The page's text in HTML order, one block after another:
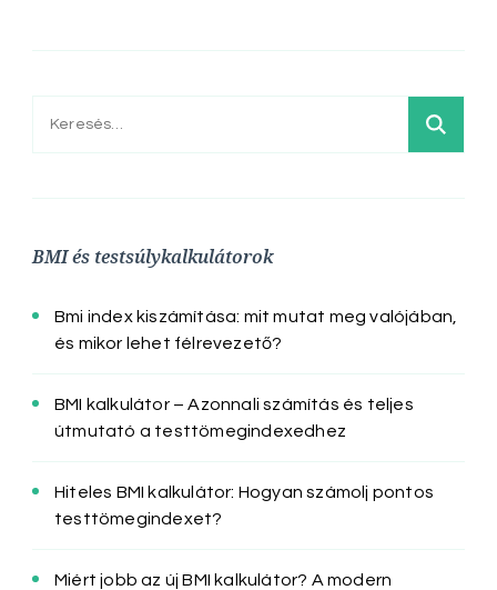
Keresés:
BMI és testsúlykalkulátorok
Bmi index kiszámítása: mit mutat meg valójában,
és mikor lehet félrevezető?
BMI kalkulátor – Azonnali számítás és teljes
útmutató a testtömegindexedhez
Hiteles BMI kalkulátor: Hogyan számolj pontos
testtömegindexet?
Miért jobb az új BMI kalkulátor? A modern